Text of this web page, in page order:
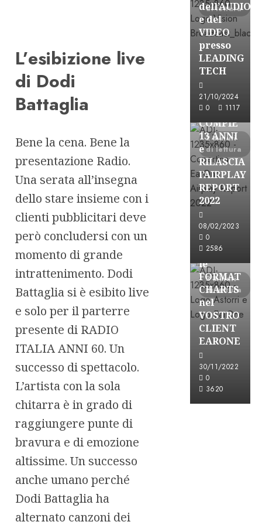
L’esibizione live
di Dodi
Battaglia
Bene la cena. Bene la
presentazione Radio.
Una serata all’insegna
dello stare insieme con i
clienti pubblicitari deve
però concludersi con un
momento di grande
intrattenimento. Dodi
Battaglia si è esibito live
e solo per il parterre
presente di RADIO
ITALIA ANNI 60. Un
successo di spettacolo.
L’artista con la sola
chitarra è in grado di
raggiungere punte di
bravura e di emozione
altissime. Un successo
anche umano perché
Dodi Battaglia ha
alternato canzoni dei
di lettura
dell’AUDIO
e del
VIDEO
presso
LEADING
TECH
21/10/2024
0
1117
2 minuti
di lettura
Partnership
EARONE
COMPIE
13 ANNI
e
RILASCIA
l’AIRPLAY
REPORT
2022
08/02/2023
0
2586
3 minuti
di lettura
Partnership
le
FORMAT
CHARTS
nel
VOSTRO
CLIENT
EARONE
30/11/2022
0
3620